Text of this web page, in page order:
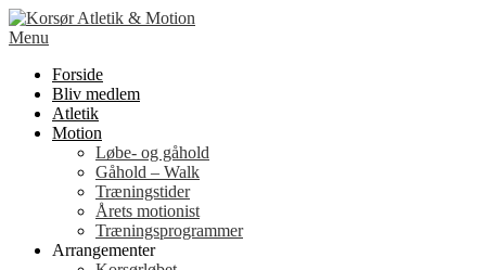
Spring
til
Menu
Forside
Bliv medlem
Atletik
Motion
Løbe- og gåhold
Gåhold – Walk
Træningstider
Årets motionist
Træningsprogrammer
Arrangementer